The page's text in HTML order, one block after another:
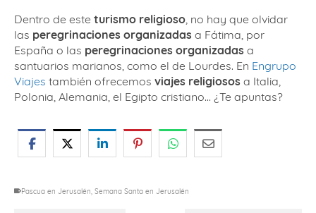
Dentro de este turismo religioso , no hay que olvidar
las peregrinaciones organizadas a Fátima, por
España o las peregrinaciones organizadas a
santuarios marianos, como el de Lourdes. En Engrupo
Viajes también ofrecemos viajes religiosos a Italia,
Polonia, Alemania, el Egipto cristiano… ¿Te apuntas?
Pascua en Jerusalén, Semana Santa en Jerusalén